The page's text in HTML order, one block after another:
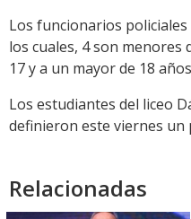
Los funcionarios
los cuales, 4 son menores
17 y a un mayor de 18
Los estudiantes del liceo
definieron este viernes un
Relacionadas